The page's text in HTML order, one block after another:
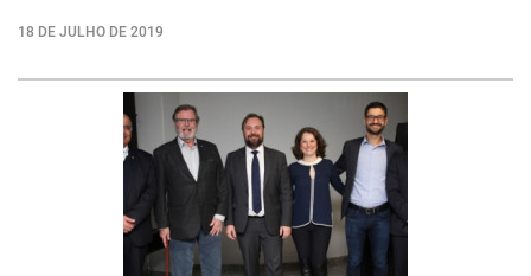
18 DE JULHO DE 2019